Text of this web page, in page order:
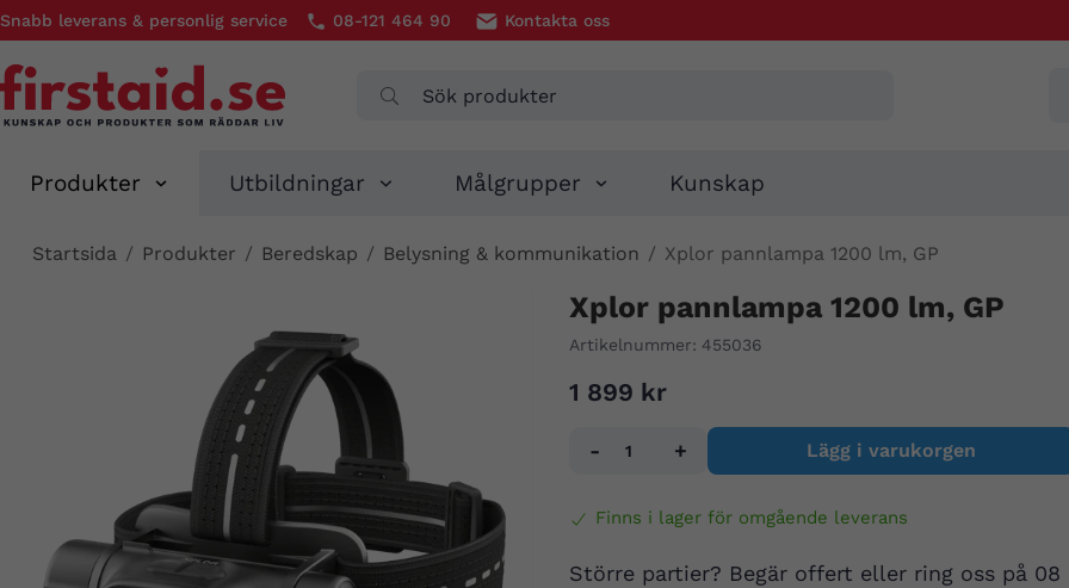
Snabb leverans & personlig service 08-121 464 90 Kontakta oss
Produkter Utbildningar Målgrupper Kunskap
Startsida / Produkter / Beredskap / Belysning & kommunikation / Xplor pannlampa 1200 lm, GP
Xplor pannlampa 1200 lm, GP
Artikelnummer: 455036
1 899 kr
- + Lägg i varukorgen
Finns i lager för omgående leverans
Större partier? Begär offert eller ring oss på 08